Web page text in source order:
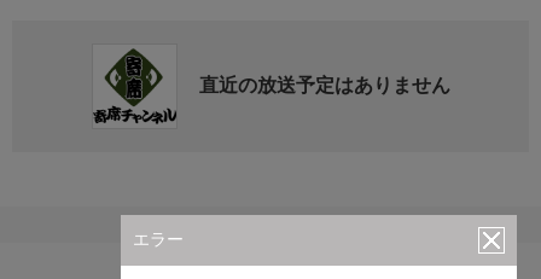
エラー
直近の放送予定はありません